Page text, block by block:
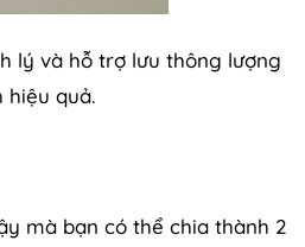
lý và hỗ trợ lưu thông lượng
hiệu quả.
mà bạn có thể chia thành 2